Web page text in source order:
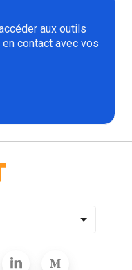
aux outils
contact avec vos